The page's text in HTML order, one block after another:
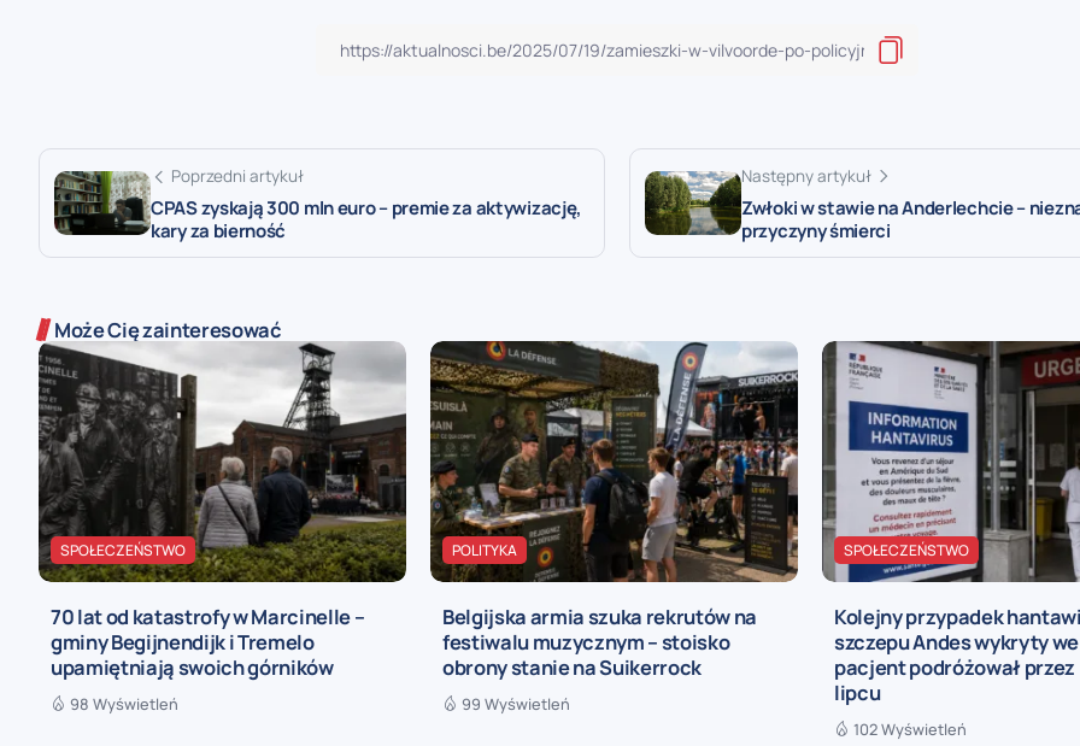
Poprzedni artykuł
CPAS zyskają 300 mln euro – premie za aktywizację,
kary za bierność
Następny artykuł
Zwłoki w stawie na Anderlechcie –
przyczyny śmierci
Może Cię zainteresować
SPOŁECZEŃSTWO
70 lat od katastrofy w Marcinelle –
gminy Begijnendijk i Tremelo
upamiętniają swoich górników
98 Wyświetleń
POLITYKA
Belgijska armia szuka rekrutów na
festiwalu muzycznym – stoisko
obrony stanie na Suikerrock
99 Wyświetleń
SPOŁECZEŃSTWO
Kolejny przypadek
szczepu Andes wykryty
pacjent podróżował przez
lipcu
102 Wyświetleń